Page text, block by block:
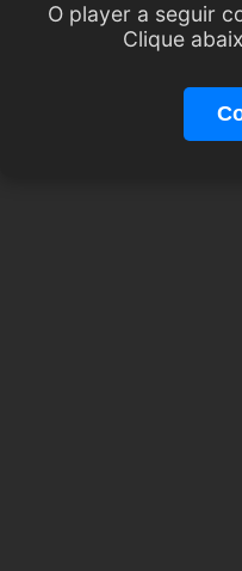
O player a seguir
Clique